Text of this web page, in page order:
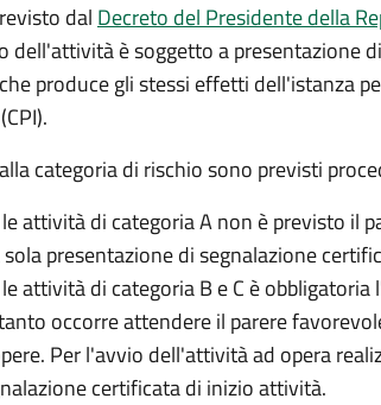
dal Decreto del Presidente della
dell'attività è soggetto a presentazione
produce gli stessi effetti dell'istanza
categoria di rischio sono previsti
attività di categoria A non è previsto il
presentazione di segnalazione
attività di categoria B e C è
occorre attendere il parere
Per l'avvio dell'attività ad opera
certificata di inizio attività.